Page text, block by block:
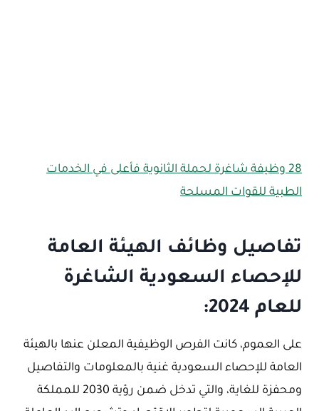
28 وظيفة شاغرة لحملة الثانوية فأعلى في الخدمات
الطبية للقوات المسلحة
تفاصيل وظائف الهيئة العامة
للإحصاء السعودية الشاغرة
للعام 2024:
على العموم، كانت الفرص الوظيفية المعلن عنها بالهيئة
العامة للإحصاء السعودية غنية بالمعلومات والتفاصيل
ومحفزة للغاية، والتي تدخل ضمن رؤية 2030 للمملكة